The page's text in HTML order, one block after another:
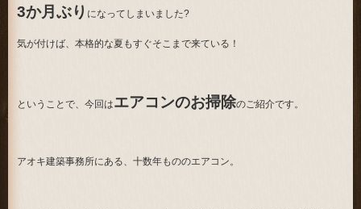
3か月ぶり になってしまいました?
気が付けば、本格的な夏もすぐそこまで来ている！
ということで、今回はエアコンのお掃除のご紹介です。
アオキ建築事務所にある、十数年もののエアコン。